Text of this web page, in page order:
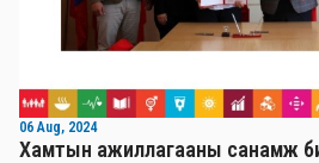
06 Aug, 2024
Хамтын ажиллагааны санамж